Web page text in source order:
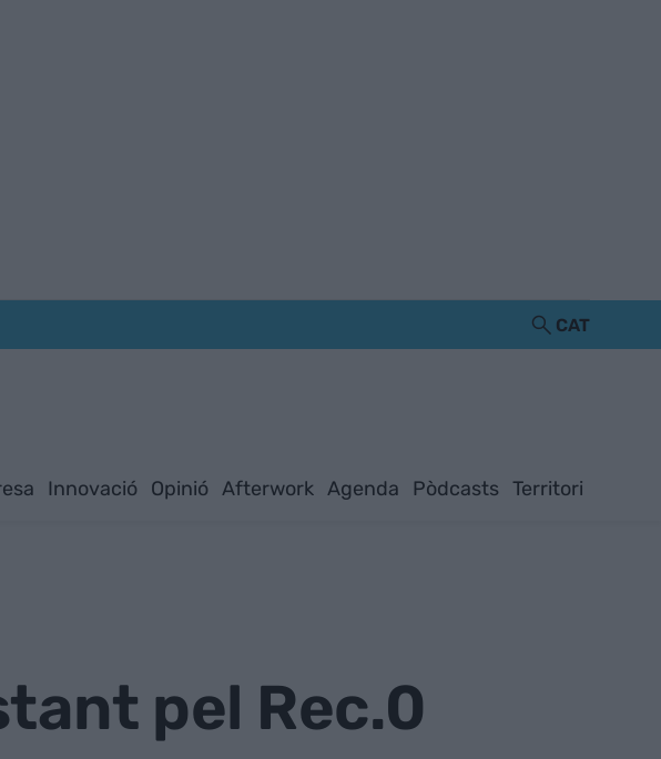
CAT
Innovació Opinió Afterwork Agenda Pòdcasts Territori
pel Rec.0